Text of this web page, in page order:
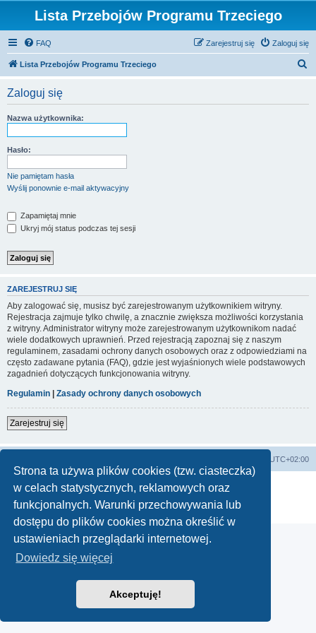
Strona ta używa plików cookies (tzw. ciasteczka)
w celach statystycznych, reklamowych oraz
funkcjonalnych. Warunki przechowywania lub
dostępu do plików cookies można określić w
ustawieniach przeglądarki internetowej.
Dowiedz się więcej
Akceptuję!
Lista Przebojów Programu Trzeciego
FAQ Zaloguj się
Zarejestruj się
Lista Przebojów Programu Trzeciego
Zaloguj się
Nazwa użytkownika:
Hasło:
Nie pamiętam hasła
Wyślij ponownie e-mail aktywacyjny
Zapamiętaj mnie
Ukryj mój status podczas tej sesji
ZAREJESTRUJ SIĘ
Aby zalogować się, musisz być zarejestrowanym użytkownikiem witryny.
Rejestracja zajmuje tylko chwilę, a znacznie zwiększa możliwości korzystania
z witryny. Administrator witryny może zarejestrowanym użytkownikom nadać
wiele dodatkowych uprawnień. Przed rejestracją zapoznaj się z naszym
regulaminem, zasadami ochrony danych osobowych oraz z odpowiedziami na
często zadawane pytania (FAQ), gdzie jest wyjaśnionych wiele podstawowych
zagadnień dotyczących funkcjonowania witryny.
Regulamin | Zasady ochrony danych osobowych
Zarejestruj się
UTC+02:00
Technologię dostarczaphpBB ® Forum Software © phpBB Limited
Zasady ochrony danych osobowych|Regulamin